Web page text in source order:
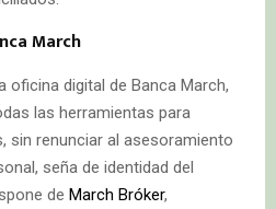
March
oficina digital de Banca March,
las herramientas para
sin renunciar al asesoramiento
seña de identidad del
de March Bróker,